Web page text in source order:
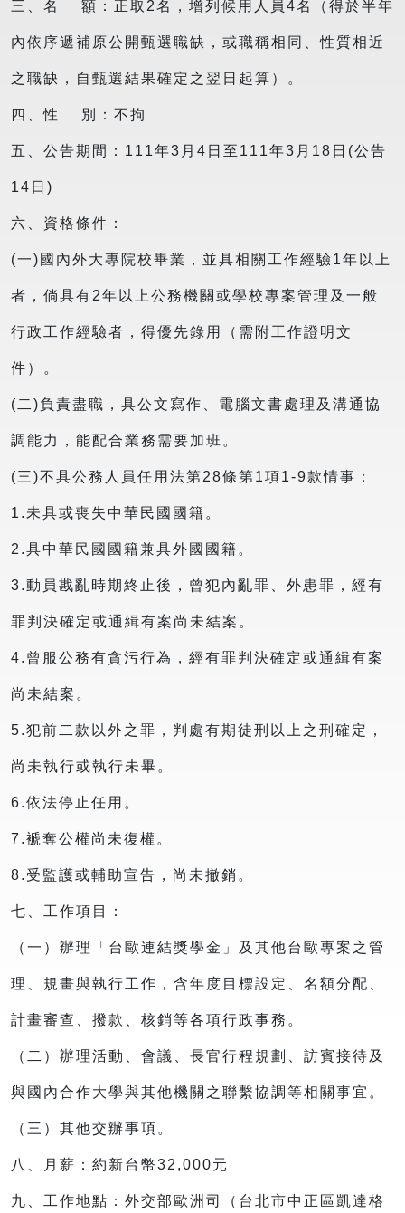
三、名 額：正取2名，增列候用人員4名（得於半年
內依序遞補原公開甄選職缺，或職稱相同、性質相近
之職缺，自甄選結果確定之翌日起算）。
四、性 別：不拘
五、公告期間：111年3月4日至111年3月18日(公告
14日)
六、資格條件：
(一)國內外大專院校畢業，並具相關工作經驗1年以上
者，倘具有2年以上公務機關或學校專案管理及一般
行政工作經驗者，得優先錄用（需附工作證明文
件）。
(二)負責盡職，具公文寫作、電腦文書處理及溝通協
調能力，能配合業務需要加班。
(三)不具公務人員任用法第28條第1項1-9款情事：
1.未具或喪失中華民國國籍。
2.具中華民國國籍兼具外國國籍。
3.動員戡亂時期終止後，曾犯內亂罪、外患罪，經有
罪判決確定或通緝有案尚未結案。
4.曾服公務有貪污行為，經有罪判決確定或通緝有案
尚未結案。
5.犯前二款以外之罪，判處有期徒刑以上之刑確定，
尚未執行或執行未畢。
6.依法停止任用。
7.褫奪公權尚未復權。
8.受監護或輔助宣告，尚未撤銷。
七、工作項目：
（一）辦理「台歐連結獎學金」及其他台歐專案之管
理、規畫與執行工作，含年度目標設定、名額分配、
計畫審查、撥款、核銷等各項行政事務。
（二）辦理活動、會議、長官行程規劃、訪賓接待及
與國內合作大學與其他機關之聯繫協調等相關事宜。
（三）其他交辦事項。
八、月薪：約新台幣32,000元
九、工作地點：外交部歐洲司（台北市中正區凱達格